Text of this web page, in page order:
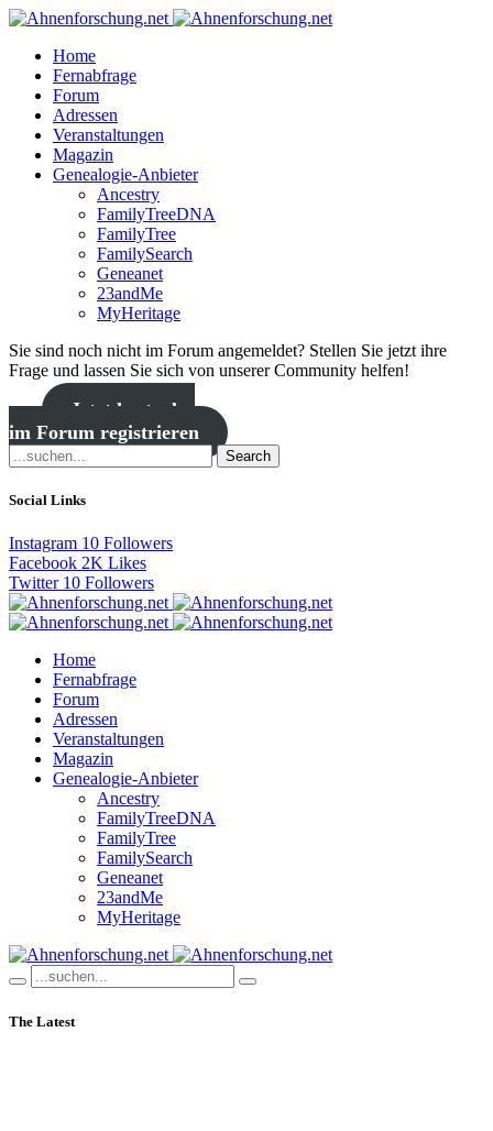
Home
Fernabfrage
Forum
Adressen
Veranstaltungen
Magazin
Genealogie-Anbieter
Ancestry
FamilyTreeDNA
FamilyTree
FamilySearch
Geneanet
23andMe
MyHeritage
Sie sind noch nicht im Forum angemeldet? Stellen Sie jetzt ihre
Frage und lassen Sie sich von unserer Community helfen!
Jetzt kostenlos
im Forum registrieren
Search
Social Links
Instagram 10 Followers
Facebook 2K Likes
Twitter 10 Followers
Home
Fernabfrage
Forum
Adressen
Veranstaltungen
Magazin
Genealogie-Anbieter
Ancestry
FamilyTreeDNA
FamilyTree
FamilySearch
Geneanet
23andMe
MyHeritage
The Latest